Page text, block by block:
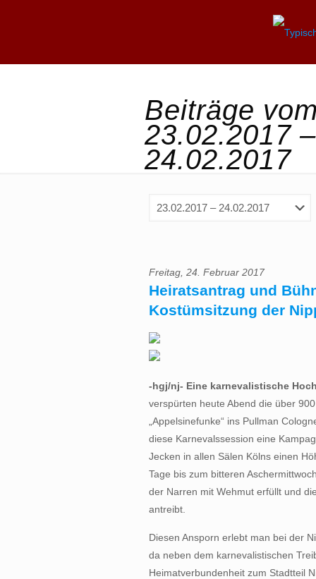
Beiträge
23.02.2017 –
24.02.2017
Freitag, 24. Februar 2017
Heiratsantrag und
Kostümsitzung der
-hgj/nj- Eine karnevalistische
verspürten heute Abend die über
„Appelsinefunke“ ins Pullman
diese Karnevalssession eine
Jecken in allen Sälen Kölns einen
Tage bis zum bitteren
der Narren mit Wehmut erfüllt und
antreibt.
Diesen Ansporn erlebt man bei der
da neben dem karnevalistischen
Heimatverbundenheit zum Stadtteil